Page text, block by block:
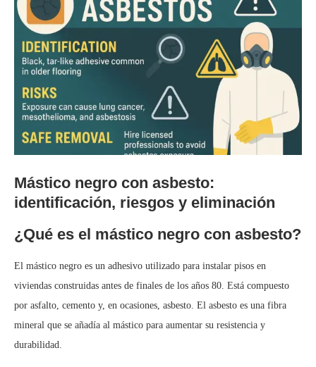
Mástico negro con asbesto:
identificación, riesgos y eliminación
¿Qué es el mástico negro con asbesto?
El mástico negro es un adhesivo utilizado para instalar pisos en
viviendas construidas antes de finales de los años 80. Está compuesto
por asfalto, cemento y, en ocasiones, asbesto. El asbesto es una fibra
mineral que se añadía al mástico para aumentar su resistencia y
durabilidad.